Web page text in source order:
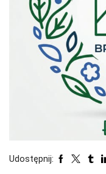
Udostępnij: